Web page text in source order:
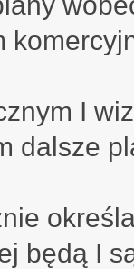
I
dalsze
będą I